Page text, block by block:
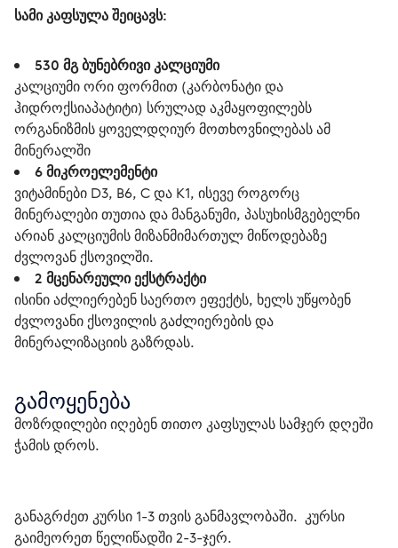
სამი კაფსულა შეიცავს:
530 მგ ბუნებრივი კალციუმი
კალციუმი ორი ფორმით (კარბონატი და
ჰიდროქსიაპატიტი) სრულად აკმაყოფილებს
ორგანიზმის ყოველდღიურ მოთხოვნილებას ამ
მინერალში
6მიკროელემენტი
ვიტამინები D3, B6, C და K1, ისევე როგორც
მინერალები თუთია და მანგანუმი, პასუხისმგებელნი
არიან კალციუმის მიზანმიმართულ მიწოდებაზე
ძვლოვან ქსოვილში.
2 მცენარეული ექსტრაქტი
ისინი აძლიერებენ საერთო ეფექტს, ხელს უწყობენ
ძვლოვანი ქსოვილის გაძლიერების და
მინერალიზაციის გაზრდას.
გამოყენება
მოზრდილები იღებენ თითო კაფსულას სამჯერ დღეში
ჭამის დროს.
განაგრძეთ კურსი 1-3 თვის განმავლობაში.  კურსი
გაიმეორეთ წელიწადში 2-3-ჯერ.